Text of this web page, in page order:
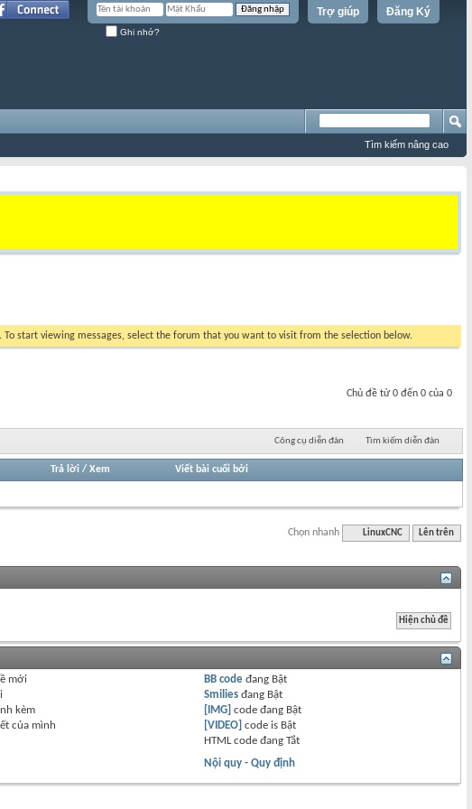
Đăng Ký
Trợ giúp
Ghi nhớ?
Tìm kiếm nâng cao
To start viewing messages, select the forum that you want to visit from the selection below.
Chủ đề từ 0 đến 0 của 0
Công cụ diễn đàn Tìm kiếm diễn đàn
Trả lời/ Xem Viết bài cuối bởi
Chọn nhanh LinuxCNC Lên trên
mới
kèm
của mình
BB code đang Bật
Smilies đang Bật
[IMG] code đang Bật
[VIDEO] code is Bật
HTML code đangTắt
Nội quy - Quy định